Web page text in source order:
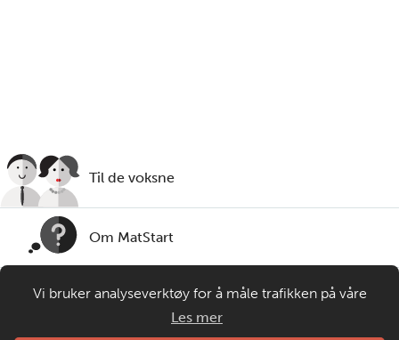
Til de voksne
Om MatStart
Kontakt oss
Vi bruker analyseverktøy for å måle trafikken på våre
nettsider. Informasjonskapsler plasseres i din nettleser og
gir oss grunnlag for videreutvikling og drift av våre
Les mer